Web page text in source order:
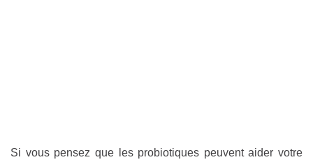
Si vous pensez que les probiotiques peuvent aider votre